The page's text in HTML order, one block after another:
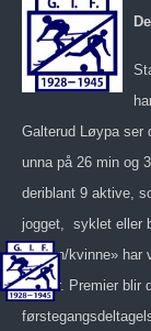
Galterud Løypa ser
unna på 26 min og
deriblant 9 aktive,
jogget, syklet eller
«mann/kvinne» har
så i år. Premier blir